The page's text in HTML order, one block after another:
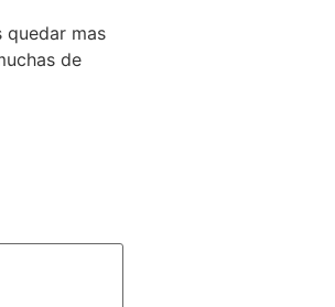
quedar mas
de